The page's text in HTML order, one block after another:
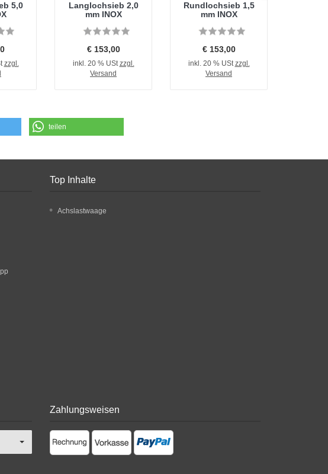
5,0
zzgl.
Langlochsieb 2,0
mm INOX
€ 153,00
inkl. 20 % UStzzgl.
Versand
Rundlochsieb 1,5
mm INOX
€ 153,00
inkl. 20 % UStzzgl.
Versand
teilen
Top Inhalte
Achslastwaage
Zahlungsweisen